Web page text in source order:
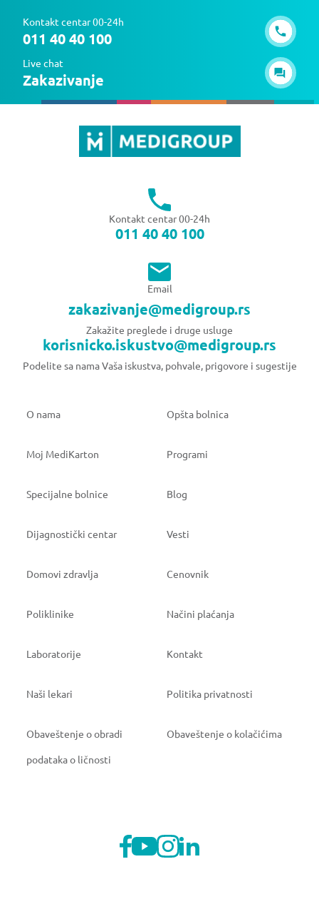
Kontakt centar 00-24h
011 40 40 100
Live chat
Zakazivanje
Kontakt centar 00-24h
011 40 40 100
Email
zakazivanje@medigroup.rs
Zakažite preglede i druge usluge
korisnicko.iskustvo@medigroup.rs
Podelite sa nama Vaša iskustva, pohvale, prigovore i sugestije
O nama Opšta bolnica
Moj MediKarton Programi
Specijalne bolnice Blog
Dijagnostički centar Vesti
Domovi zdravlja Cenovnik
Poliklinike Načini plaćanja
Laboratorije Kontakt
Naši lekari Politika privatnosti
Obaveštenje o obradi
podataka o ličnosti
Obaveštenje o kolačićima